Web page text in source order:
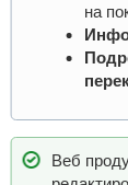
на
Веб